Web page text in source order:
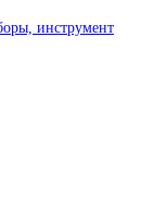
инструмент